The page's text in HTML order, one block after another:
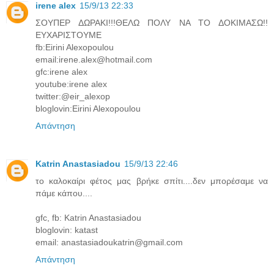
irene alex 15/9/13 22:33
ΣΟΥΠΕΡ ΔΩΡΑΚΙ!!!ΘΕΛΩ ΠΟΛΥ ΝΑ ΤΟ ΔΟΚΙΜΑΣΩ!!
ΕΥΧΑΡΙΣΤΟΥΜΕ
fb:Eirini Alexopoulou
email:irene.alex@hotmail.com
gfc:irene alex
youtube:irene alex
twitter:@eir_alexop
bloglovin:Eirini Alexopoulou
Απάντηση
Katrin Anastasiadou 15/9/13 22:46
το καλοκαίρι φέτος μας βρήκε σπίτι....δεν μπορέσαμε να
πάμε κάπου....
gfc, fb: Katrin Anastasiadou
bloglovin: katast
email: anastasiadoukatrin@gmail.com
Απάντηση